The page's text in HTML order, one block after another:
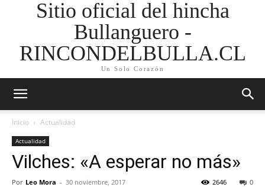
Sitio oficial del hincha
Bullanguero -
RINCONDELBULLA.CL
Un Solo Corazón
Inicio Actualidad
Actualidad
Vilches: «A esperar no más»
Por Leo Mora - 30 noviembre, 2017 0
2646